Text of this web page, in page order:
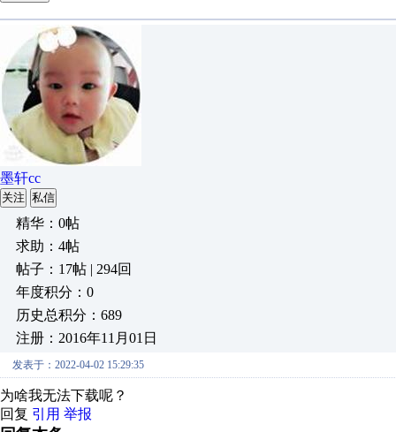
墨轩cc
关注 私信
精华：0帖
求助：4帖
帖子：17帖 | 294回
年度积分：0
历史总积分：689
注册：2016年11月01日
发表于：2022-04-02 15:29:35
为啥我无法下载呢？
回复 引用 举报